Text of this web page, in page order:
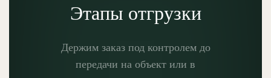
Этапы отгрузки
Держим заказ под контролем до
передачи на объект или в